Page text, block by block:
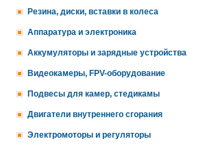
Резина, диски, вставки в колеса
Аппаратура и электроника
Аккумуляторы и зарядные устройства
Видеокамеры, FPV-оборудование
Подвесы для камер, стедикамы
Двигатели внутреннего сгорания
Электромоторы и регуляторы